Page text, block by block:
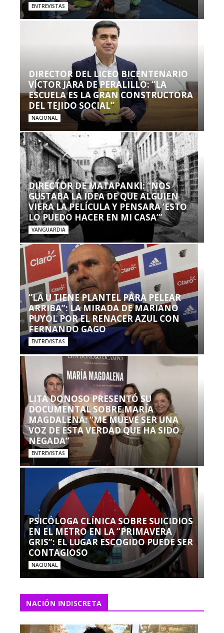
ENTREVISTAS
DIRECTOR DEL LICEO BICENTENARIO
VÍCTOR JARA DE PERALILLO: “LA
ESCUELA ES LA GRAN CONSTRUCTORA
DEL TEJIDO SOCIAL”
NACIONAL
DIRECTOR DE MATAPANKI: “NOS
GUSTABA LA IDEA DE QUE ALGUIEN
VIERA LA PELÍCULA Y PENSARA ‘ESTO
LO PUEDO HACER EN MI CASA’”
VANGUARDIA
“LA U TIENE PLANTEL PARA PELEAR
ARRIBA”: LA MIRADA DE MARIANO
PUYOL POR EL RENACER AZUL CON
FERNANDO GAGO
ENTREVISTAS
LITA DONOSO PRESENTÓ SU
DOCUMENTAL SOBRE MARÍA
MAGDALENA: “ME MUEVE SER UNA
VOZ DE ESTA VERDAD QUE HA SIDO
NEGADA”
ENTREVISTAS
PSICÓLOGA CLÍNICA SOBRE SUICIDIOS
EN EL METRO EN LA “PRIMAVERA
GRIS”: EL LUGAR ESCOGIDO PUEDE SER
CONTAGIOSO
NACIONAL
NACIÓN INDISCRETA